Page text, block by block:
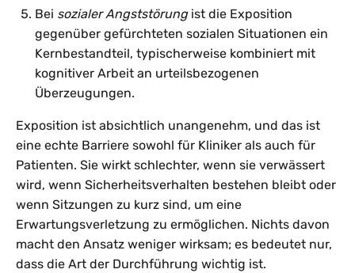
Bei sozialer Angststörungist die Exposition
gegenüber gefürchteten sozialen Situationen ein
Kernbestandteil, typischerweise kombiniert mit
kognitiver Arbeit an urteilsbezogenen
Überzeugungen.
Exposition ist absichtlich unangenehm, und das ist
eine echte Barriere sowohl für Kliniker als auch für
Patienten. Sie wirkt schlechter, wenn sie verwässert
wird, wenn Sicherheitsverhalten bestehen bleibt oder
wenn Sitzungen zu kurz sind, um eine
Erwartungsverletzung zu ermöglichen. Nichts davon
macht den Ansatz weniger wirksam; es bedeutet nur,
dass die Art der Durchführung wichtig ist.